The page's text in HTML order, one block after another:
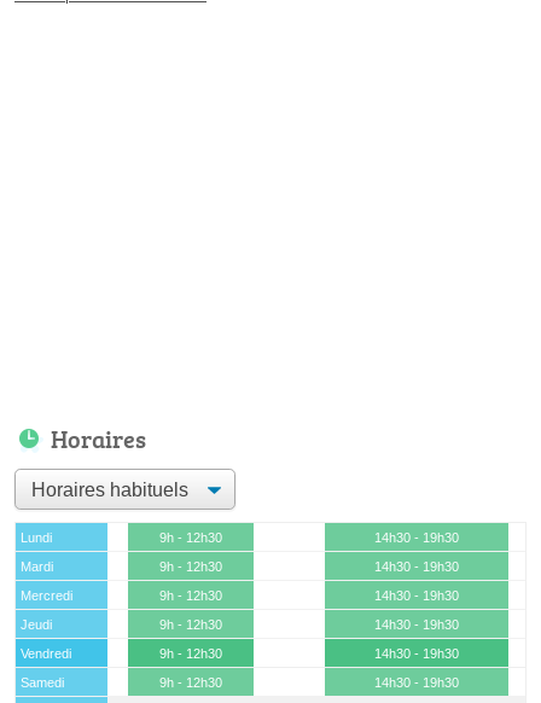
Horaires
Lundi 9h - 12h30
14h30 - 19h30
Mardi
9h - 12h30
14h30 - 19h30
Mercredi
9h - 12h30
14h30 - 19h30
Jeudi
9h - 12h30
14h30 - 19h30
Vendredi
9h - 12h30
14h30 - 19h30
Samedi
9h - 12h30
14h30 - 19h30